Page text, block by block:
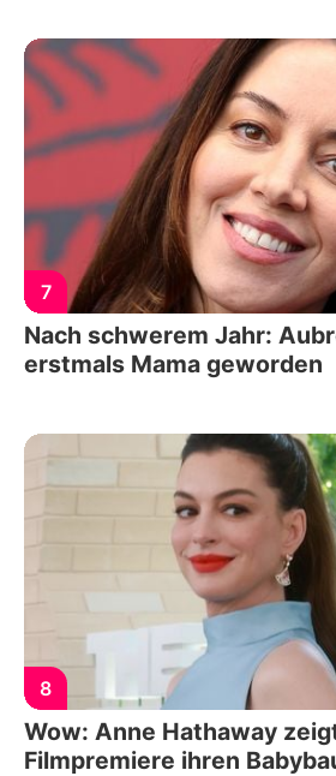
7
Nach schwerem Jahr:
erstmals Mama geworden
8
Wow: Anne Hathaway
Filmpremiere ihren